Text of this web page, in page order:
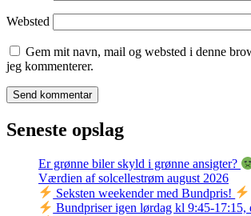
Websted
Gem mit navn, mail og websted i denne
jeg kommenterer.
Seneste opslag
Er grønne biler skyld i grønne ansigter?
Værdien af solcellestrøm august 2026
Seksten weekender med Bundpris!
Bundpriser igen lørdag kl 9:45-17:15,